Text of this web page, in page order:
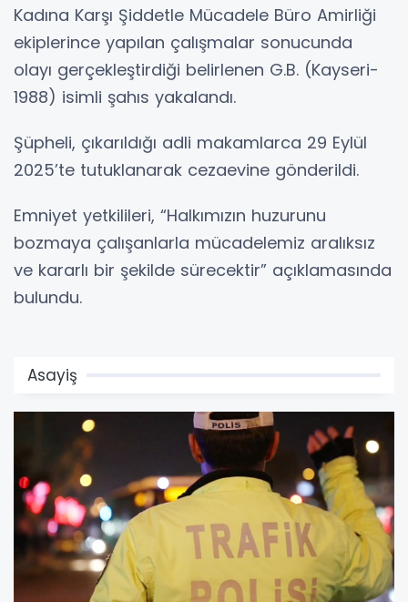
Kadına Karşı Şiddetle Mücadele Büro Amirliği
ekiplerince yapılan çalışmalar sonucunda
olayı gerçekleştirdiği belirlenen G.B. (Kayseri-
1988) isimli şahıs yakalandı.
Şüpheli, çıkarıldığı adli makamlarca 29 Eylül
2025’te tutuklanarak cezaevine gönderildi.
Emniyet yetkilileri, “Halkımızın huzurunu
bozmaya çalışanlarla mücadelemiz aralıksız
ve kararlı bir şekilde sürecektir” açıklamasında
bulundu.
Asayiş